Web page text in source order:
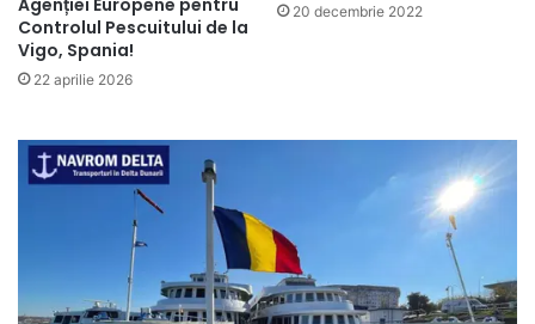
Controlul Pescuitului de la
Vigo, Spania!
22 aprilie 2026
20 decembrie 2022